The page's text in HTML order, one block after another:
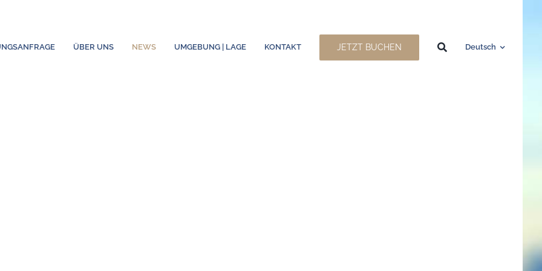
ÜBER UNS NEWS UMGEBUNG | LAGE KONTAKT JETZT BUCHEN Deutsch